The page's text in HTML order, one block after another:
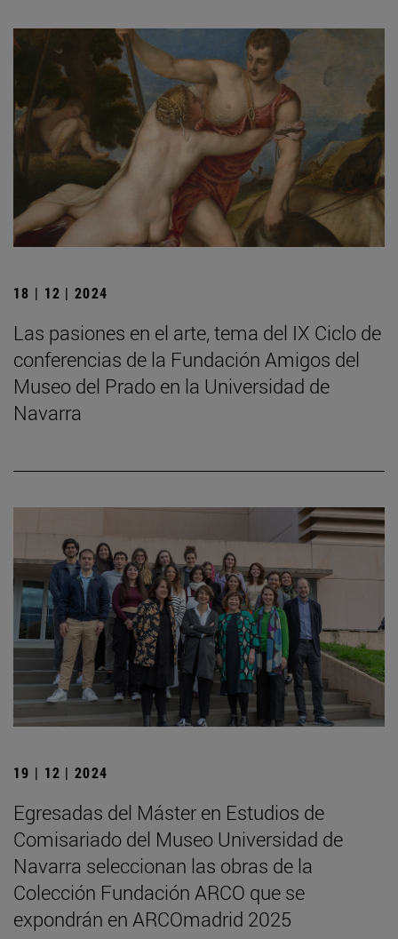
18 | 12 | 2024
Las pasiones en el arte, tema del IX Ciclo de
conferencias de la Fundación Amigos del
Museo del Prado en la Universidad de
Navarra
19 | 12 | 2024
Egresadas del Máster en Estudios de
Comisariado del Museo Universidad de
Navarra seleccionan las obras de la
Colección Fundación ARCO que se
expondrán en ARCOmadrid 2025